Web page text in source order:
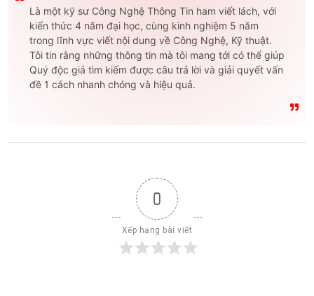
Là một kỹ sư Công Nghệ Thông Tin ham viết lách, với
kiến thức 4 năm đại học, cùng kinh nghiệm 5 năm
trong lĩnh vực viết nội dung về Công Nghệ, Kỹ thuật.
Tôi tin rằng những thông tin mà tôi mang tới có thể giúp
Quý độc giả tìm kiếm được câu trả lời và giải quyết vấn
đề 1 cách nhanh chóng và hiệu quả.
0
Xếp hạng bài viết